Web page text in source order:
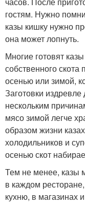
гостям. Нужно
казы кишку нужно
она может лопнуть.
Многие готовят
собственного
осенью или зимой,
Заготовки
нескольким
мясо зимой легче
образом жизни
холодильников и
осенью скот
Тем не менее, казы
в каждом
кухню, в магазинах